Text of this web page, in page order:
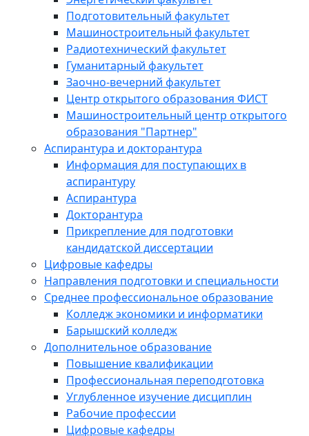
Подготовительный факультет
Машиностроительный факультет
Радиотехнический факультет
Гуманитарный факультет
Заочно-вечерний факультет
Центр открытого образования ФИСТ
Машиностроительный центр открытого
образования "Партнер"
Аспирантура и докторантура
Информация для поступающих в
аспирантуру
Аспирантура
Докторантура
Прикрепление для подготовки
кандидатской диссертации
Цифровые кафедры
Направления подготовки и специальности
Среднее профессиональное образование
Колледж экономики и информатики
Барышский колледж
Дополнительное образование
Повышение квалификации
Профессиональная переподготовка
Углубленное изучение дисциплин
Рабочие профессии
Цифровые кафедры